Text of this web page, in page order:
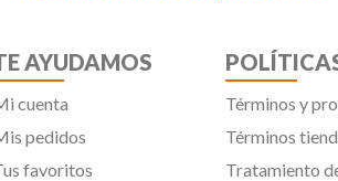
AYUDAMOS
cuenta
pedidos
favoritos
Términos y
Términos
Tratamiento